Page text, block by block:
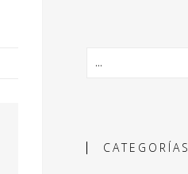
CATEGORÍAS